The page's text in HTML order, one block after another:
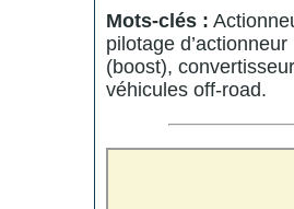
Mots-clés :
pilotage
(boost),
véhicules off-road.